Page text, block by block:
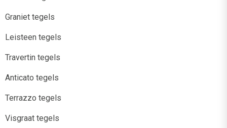
Graniet tegels
Leisteen tegels
Travertin tegels
Anticato tegels
Terrazzo tegels
Visgraat tegels